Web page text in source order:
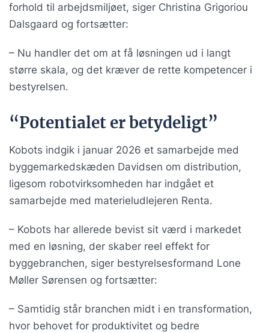
forhold til arbejdsmiljøet, siger Christina Grigoriou
Dalsgaard og fortsætter:
– Nu handler det om at få løsningen ud i langt
større skala, og det kræver de rette kompetencer i
bestyrelsen.
“Potentialet er betydeligt”
Kobots indgik i januar 2026 et samarbejde med
byggemarkedskæden Davidsen om distribution,
ligesom robotvirksomheden har indgået et
samarbejde med materieludlejeren Renta.
– Kobots har allerede bevist sit værd i markedet
med en løsning, der skaber reel effekt for
byggebranchen, siger bestyrelsesformand Lone
Møller Sørensen og fortsætter:
– Samtidig står branchen midt i en transformation,
hvor behovet for produktivitet og bedre